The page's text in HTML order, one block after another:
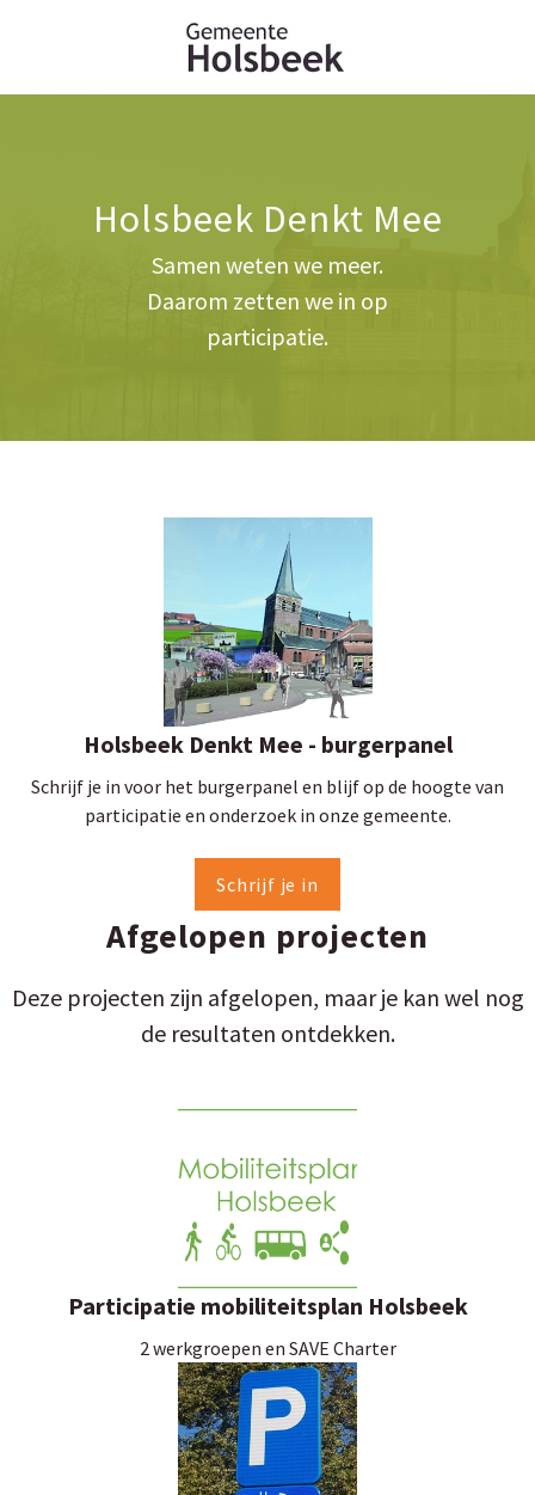
Holsbeek Denkt Mee
Samen weten we meer.
Daarom zetten we in op
participatie.
Holsbeek Denkt Mee - burgerpanel
Schrijf je in voor het burgerpanel en blijf op de hoogte van
participatie en onderzoek in onze gemeente.
Schrijf je in
Afgelopen projecten
Deze projecten zijn afgelopen, maar je kan wel nog
de resultaten ontdekken.
Participatie mobiliteitsplan Holsbeek
2 werkgroepen en SAVE Charter